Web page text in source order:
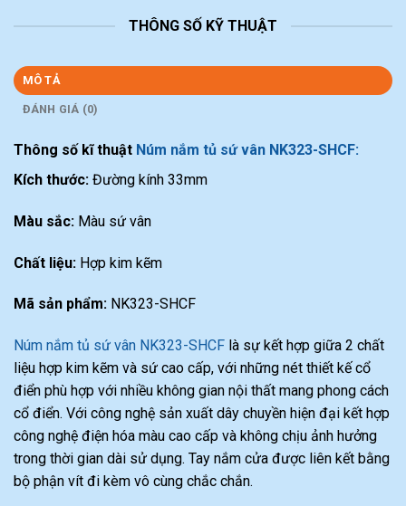
THÔNG SỐ KỸ THUẬT
MÔ TẢ
ĐÁNH GIÁ (0)
Thông số kĩ thuật Núm nắm tủ sứ vân NK323-SHCF:
Kích thước: Đường kính 33mm
Màu sắc: Màu sứ vân
Chất liệu: Hợp kim kẽm
Mã sản phẩm: NK323-SHCF
Núm nắm tủ sứ vân NK323-SHCF là sự kết hợp giữa 2 chất
liệu hợp kim kẽm và sứ cao cấp, với những nét thiết kế cổ
điển phù hợp với nhiều không gian nội thất mang phong cách
cổ điển. Với công nghệ sản xuất dây chuyền hiện đại kết hợp
công nghệ điện hóa màu cao cấp và không chịu ảnh hưởng
trong thời gian dài sử dụng. Tay nắm cửa được liên kết bằng
bộ phận vít đi kèm vô cùng chắc chắn.